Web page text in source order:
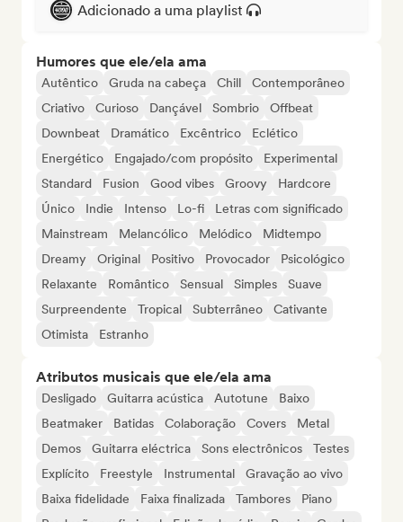
Adicionado a uma playlist
Humores que ele/ela ama
Autêntico Gruda na cabeça Chill
Contemporâneo
Criativo
Curioso Dançável Sombrio
Offbeat
Downbeat
Dramático Excêntrico
Eclético
Energético
Engajado/com propósito
Experimental
Standard
Fusion Good vibes Groovy
Hardcore
Único
Indie Intenso Lo-fi
Letras com significado
Mainstream
Melancólico Melódico
Midtempo
Dreamy
Original Positivo Provocador
Psicológico
Relaxante
Romântico Sensual Simples
Suave
Surpreendente
Tropical Subterrâneo
Cativante
Otimista
Estranho
Atributos musicais que ele/ela ama
Desligado Guitarra acústica Autotune
Baixo
Beatmaker
Batidas Colaboração Covers
Metal
Demos
Guitarra eléctrica Sons electrônicos
Testes
Explícito
Freestyle Instrumental
Gravação ao vivo
Baixa fidelidade
Faixa finalizada Tambores
Piano